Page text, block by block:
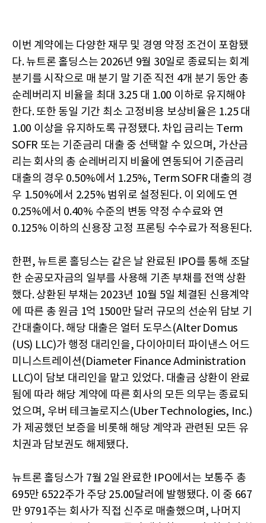
이번 계약에는 다양한 재무 및 경영 약정 조건이 포함됐
다. 뉴트론 홀딩스는 2026년 9월 30일로 종료되는 회계
분기를 시작으로 매 분기 말 기준 직전 4개 분기 동안 총
순레버리지 비율을 최대 3.25 대 1.00 이하로 유지해야
한다. 또한 동일 기간 최소 고정비용 보상비율은 1.25 대
1.00 이상을 유지하도록 규정됐다. 차입 금리는 Term
SOFR 또는 기준금리 대출 중 선택할 수 있으며, 가산금
리는 회사의 총 순레버리지 비율에 연동되어 기준금리
대출의 경우 0.50%에서 1.25%, Term SOFR 대출의 경
우 1.50%에서 2.25% 범위로 설정된다. 이 외에도 연
0.25%에서 0.40% 수준의 변동 약정 수수료와 연
0.125% 이하의 신용장 고정 프론팅 수수료가 적용된다.
한편, 뉴트론 홀딩스는 같은 날 완료된 IPO를 통해 조달
한 순공모자금의 일부를 사용해 기존 부채를 전액 상환
했다. 상환된 부채는 2023년 10월 5일 체결된 신용계약
에 따른 총 원금 1억 1500만 달러 규모의 선순위 담보 기
간대출이다. 해당 대출은 얼터 도무스(Alter Domus
(US) LLC)가 행정 대리인을, 다이아미터 파이낸스 어드
미니스트레이션(Diameter Finance Administration
LLC)이 담보 대리인을 맡고 있었다. 대출금 상환이 완료
됨에 따라 해당 계약에 따른 회사의 모든 의무는 종료되
었으며, 우버 테크놀로지스(Uber Technologies, Inc.)
가 제공했던 보증을 비롯해 해당 계약과 관련된 모든 유
치권과 담보권도 해제됐다.
뉴트론 홀딩스가 7월 2일 완료한 IPO에서는 보통주 총
695만 6522주가 주당 25.00달러에 발행됐다. 이 중 667
만 9791주는 회사가 직접 신주로 매출했으며, 나머지